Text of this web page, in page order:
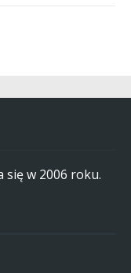
się w 2006 roku.